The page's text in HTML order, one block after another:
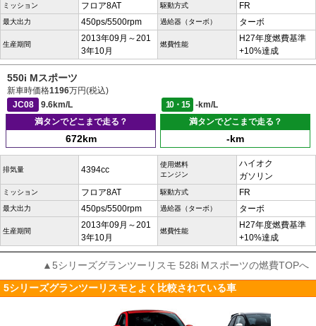
ミッション フロア8AT 駆動方式 FR
最大出力 450ps/5500rpm 過給器（ターボ） ターボ
生産期間
2013年09月～201
3年10月
燃費性能
H27年度燃費基準
+10%達成
550i Mスポーツ
新車時価格1196万円(税込)
JC08
9.6km/L 10・15
-km/L
満タンでどこまで走る？
672km
満タンでどこまで走る？
-km
排気量 4394cc
使用燃料
エンジン
ハイオク
ガソリン
ミッション フロア8AT 駆動方式 FR
最大出力 450ps/5500rpm 過給器（ターボ） ターボ
生産期間
2013年09月～201
3年10月
燃費性能
H27年度燃費基準
+10%達成
▲5シリーズグランツーリスモ 528i Mスポーツの燃費TOPへ
5シリーズグランツーリスモとよく比較されている車